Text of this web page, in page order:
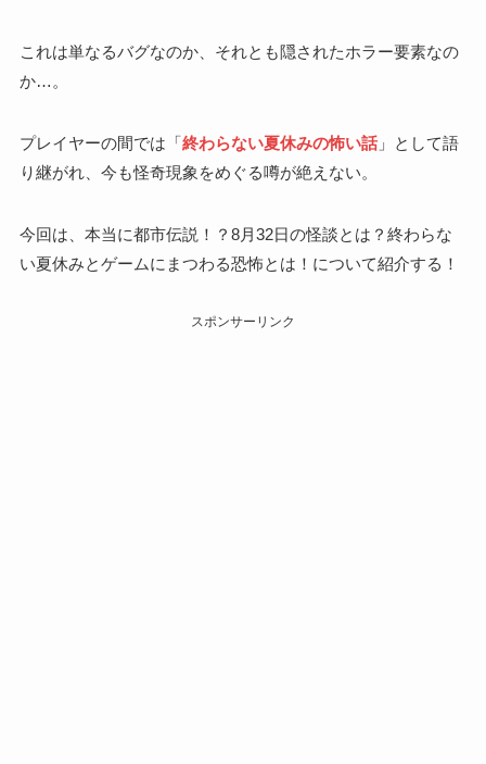
これは単なるバグなのか、それとも隠されたホラー要素なの
か…。
プレイヤーの間では「終わらない夏休みの怖い話」として語
り継がれ、今も怪奇現象をめぐる噂が絶えない。
今回は、本当に都市伝説！？8月32日の怪談とは？終わらな
い夏休みとゲームにまつわる恐怖とは！について紹介する！
スポンサーリンク